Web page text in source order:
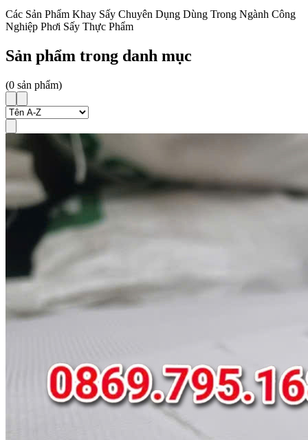
Các Sản Phẩm Khay Sấy Chuyên Dụng Dùng Trong Ngành Công
Nghiệp Phơi Sấy Thực Phẩm
Sản phẩm trong danh mục
(0 sản phẩm)